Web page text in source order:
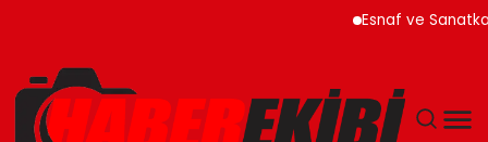
Esnaf ve Sanatkar